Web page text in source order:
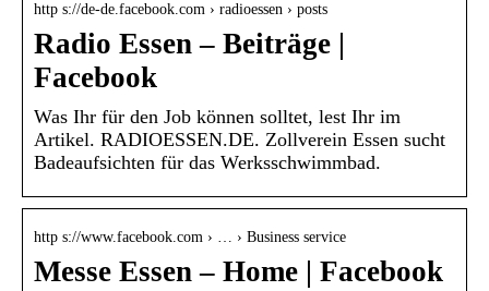
http s://de-de.facebook.com › radioessen › posts
Radio Essen – Beiträge |
Facebook
Was Ihr für den Job können solltet, lest Ihr im
Artikel. RADIOESSEN.DE. Zollverein Essen sucht
Badeaufsichten für das Werksschwimmbad.
http s://www.facebook.com › … › Business service
Messe Essen – Home | Facebook